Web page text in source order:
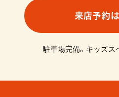
来店予約
駐車場完備。キッズス